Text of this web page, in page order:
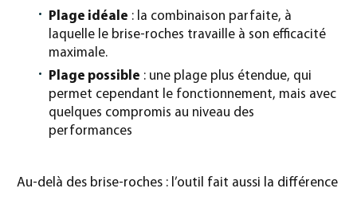
Plage idéale : la combinaison parfaite, à
laquelle le brise-roches travaille à son efficacité
maximale.
Plage possible : une plage plus étendue, qui
permet cependant le fonctionnement, mais avec
quelques compromis au niveau des
performances
Au-delà des brise-roches : l’outil fait aussi la différence